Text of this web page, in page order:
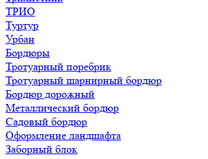
ТРИО
Туртур
Урбан
Бордюры
Тротуарный поребрик
Тротуарный шарнирный бордюр
Бордюр дорожный
Металлический бордюр
Садовый бордюр
Оформление ландшафта
Заборный блок